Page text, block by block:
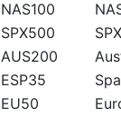
NAS100
SPX500
AUS200
ESP35
EU50